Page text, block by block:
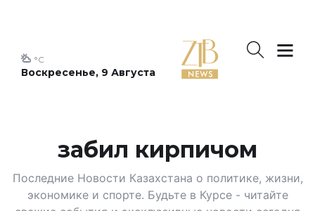
Воскресенье, 9 Августа
°C
забил кирпичом
Последние Новости Казахстана о политике, жизни,
экономике и спорте. Будьте в Курсе - читайте